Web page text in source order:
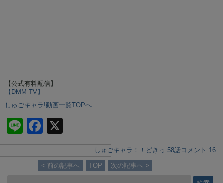
【公式有料配信】
【DMM TV】
しゅごキャラ!動画一覧TOPへ
Li
n
e
F
a
c
e
しゅごキャラ！！どきっ 58話 コメント:16
< 前の記事へ TOP 次の記事へ >